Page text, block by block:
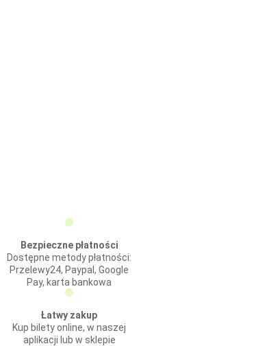
Bezpieczne płatności
Dostępne metody płatności:
Przelewy24, Paypal, Google
Pay, karta bankowa
Łatwy zakup
Kup bilety online, w naszej
aplikacji lub w sklepie